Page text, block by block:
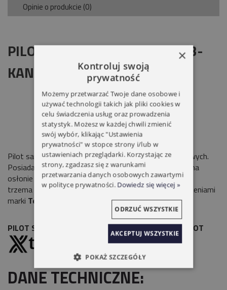
Opinie o produkcie (0)
PILOT SAMOCHODOWY TP04 3-
KANAŁOWY TENPILOT
Pilot samochodowy dedykowany do napędów garażowych.
Posiada zaczep, dzięki któremu można umieścić pilot na
osłonie słonecznej.3 kanałypozwalają na sterowanie
trzema napędami. Kompatybilny ze wszystkimi urządzeniami
marki TenPilot.
PILOT SAMOCHODOWY TP04 3-KANAŁOWY TENPILOT
DANE TECHNICZNE:
×
Kontroluj swoją
prywatność
Możemy przetwarzać Twoje dane osobowe i
używać technologii takich jak pliki cookies w
celu świadczenia usług oraz prowadzenia
statystyk. Możesz w każdej chwili zmienić
swój wybór, klikając "Ustawienia
prywatności" w stopce strony i/lub w
ustawieniach przeglądarki. Korzystając ze
strony, zgadzasz się z warunkami
przetwarzania danych osobowych zawartymi
w polityce prywatności. Dowiedz się więcej »
AKCEPTUJ WSZYSTKIE
ODRZUĆ WSZYSTKIE
POKAŻ SZCZEGÓŁY